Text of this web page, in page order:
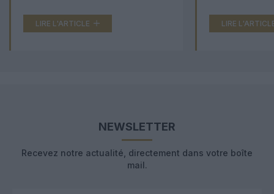
LIRE L'ARTICLE LIRE
NEWSLETTER
Recevez notre actualité, directement dans votre boîte
mail.